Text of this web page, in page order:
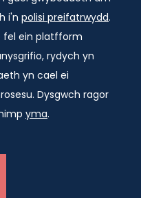
i'n polisi preifatrwydd.
fel ein platfform
rydych yn
yn cael ei
Dysgwch ragor
yma.